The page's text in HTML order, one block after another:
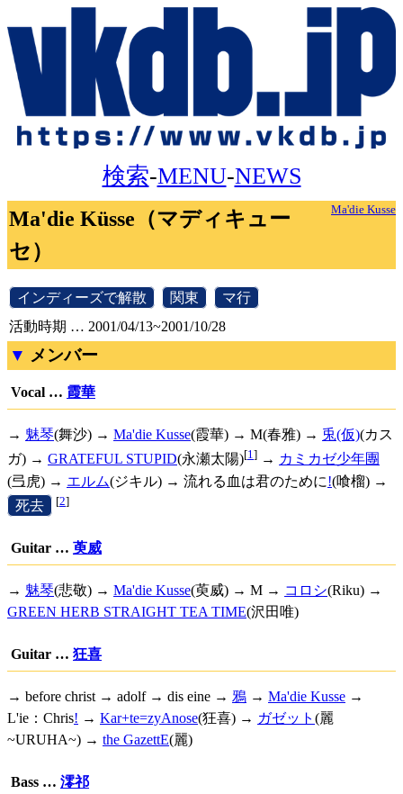
検索-MENU-NEWS
Ma'die Kusse
Ma'die Küsse（マディキュー
セ）
インディーズで解散 関東 マ行
活動時期 … 2001/04/13~2001/10/28
メンバー
Vocal … 霞華
→ 魅琴(舞沙) → Ma'die Kusse(霞華) → M(春雅) → 兎(仮)(カス
ガ) → GRATEFUL STUPID(永瀬太陽)[1] → カミカゼ少年團
(弖虎) → エルム(ジキル) → 流れる血は君のために!(喰榴) →
死去 [2]
Guitar … 萸威
→ 魅琴(悲敬) → Ma'die Kusse(萸威) → M → コロシ(Riku) →
GREEN HERB STRAIGHT TEA TIME(沢田唯)
Guitar … 狂喜
→ before christ → adolf → dis eine → 鴉 → Ma'die Kusse →
L'ie：Chris! → Kar+te=zyAnose(狂喜) → ガゼット (麗
~URUHA~) → the GazettE(麗)
Bass … 澪祁